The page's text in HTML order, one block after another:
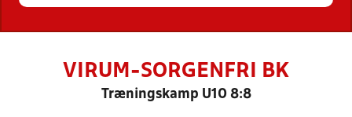
VIRUM-SORGENFRI BK
Træningskamp U10 8:8